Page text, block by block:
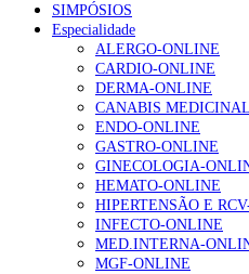
NOTÍCIAS MAIS LIDAS
1.º Episódio do
te na Insuficiência
207 visualizações
Enfermagem
gesto conta e cada
203 visualizações
SIMPÓSIOS
Especialidade
ALERGO-ONLINE
CARDIO-ONLINE
DERMA-ONLINE
CANABIS
ENDO-ONLINE
GASTRO-ONLINE
GINECOLOGIA-
HEMATO-ONLINE
HIPERTENSÃO E
INFECTO-ONLINE
MED.INTERNA-
MGF-ONLINE